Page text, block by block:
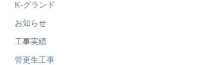
K-グランド
お知らせ
工事実績
管更生工事